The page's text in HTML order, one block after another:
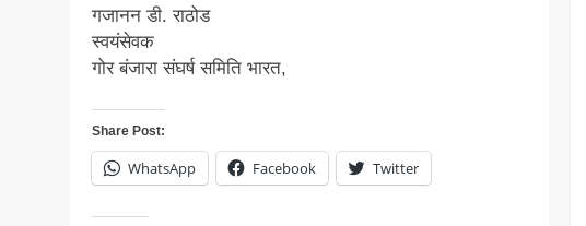
गजानन डी. राठोड
स्वयंसेवक
गोर बंजारा संघर्ष समिति भारत,
Share Post:
WhatsApp Facebook Twitter